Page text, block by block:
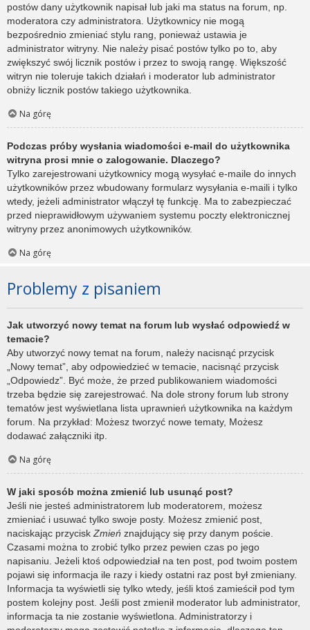
postów dany użytkownik napisał lub jaki ma status na forum, np.
moderatora czy administratora. Użytkownicy nie mogą
bezpośrednio zmieniać stylu rang, ponieważ ustawia je
administrator witryny. Nie należy pisać postów tylko po to, aby
zwiększyć swój licznik postów i przez to swoją rangę. Większość
witryn nie toleruje takich działań i moderator lub administrator
obniży licznik postów takiego użytkownika.
Na górę
Podczas próby wysłania wiadomości e-mail do użytkownika
witryna prosi mnie o zalogowanie. Dlaczego?
Tylko zarejestrowani użytkownicy mogą wysyłać e-maile do innych
użytkowników przez wbudowany formularz wysyłania e-maili i tylko
wtedy, jeżeli administrator włączył tę funkcję. Ma to zabezpieczać
przed nieprawidłowym używaniem systemu poczty elektronicznej
witryny przez anonimowych użytkowników.
Na górę
Problemy z pisaniem
Jak utworzyć nowy temat na forum lub wysłać odpowiedź w
temacie?
Aby utworzyć nowy temat na forum, należy nacisnąć przycisk
„Nowy temat”, aby odpowiedzieć w temacie, nacisnąć przycisk
„Odpowiedz”. Być może, że przed publikowaniem wiadomości
trzeba będzie się zarejestrować. Na dole strony forum lub strony
tematów jest wyświetlana lista uprawnień użytkownika na każdym
forum. Na przykład: Możesz tworzyć nowe tematy, Możesz
dodawać załączniki itp.
Na górę
W jaki sposób można zmienić lub usunąć post?
Jeśli nie jesteś administratorem lub moderatorem, możesz
zmieniać i usuwać tylko swoje posty. Możesz zmienić post,
naciskając przycisk Zmień znajdujący się przy danym poście.
Czasami można to zrobić tylko przez pewien czas po jego
napisaniu. Jeżeli ktoś odpowiedział na ten post, pod twoim postem
pojawi się informacja ile razy i kiedy ostatni raz post był zmieniany.
Informacja ta wyświetli się tylko wtedy, jeśli ktoś zamieścił pod tym
postem kolejny post. Jeśli post zmienił moderator lub administrator,
informacja ta nie zostanie wyświetlona. Administratorzy i